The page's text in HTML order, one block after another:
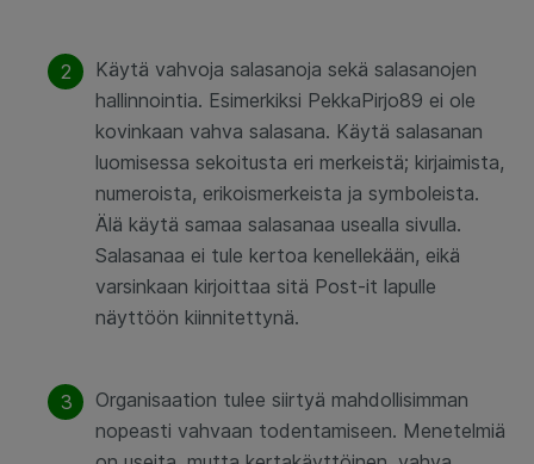
Käytä vahvoja salasanoja sekä salasanojen
hallinnointia. Esimerkiksi PekkaPirjo89 ei ole
kovinkaan vahva salasana. Käytä salasanan
luomisessa sekoitusta eri merkeistä; kirjaimista,
numeroista, erikoismerkeista ja symboleista.
Älä käytä samaa salasanaa usealla sivulla.
Salasanaa ei tule kertoa kenellekään, eikä
varsinkaan kirjoittaa sitä Post-it lapulle
näyttöön kiinnitettynä.
Organisaation tulee siirtyä mahdollisimman
nopeasti vahvaan todentamiseen. Menetelmiä